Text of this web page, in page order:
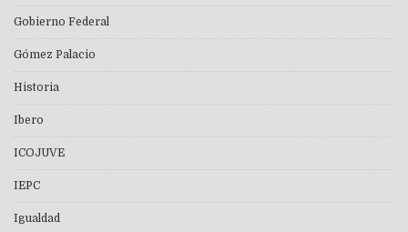
Gobierno Federal
Gómez Palacio
Historia
Ibero
ICOJUVE
IEPC
Igualdad